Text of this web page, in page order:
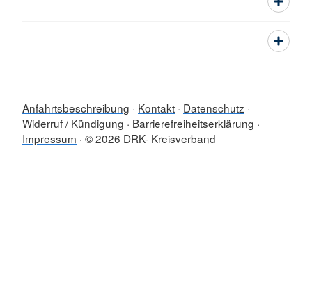
Anfahrtsbeschreibung Kontakt Datenschutz
Widerruf / Kündigung
Barrierefreiheitserklärung
Impressum © 2026 DRK- Kreisverband